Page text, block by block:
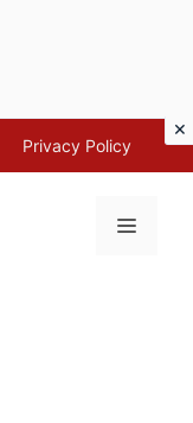
Privacy Policy
MENU